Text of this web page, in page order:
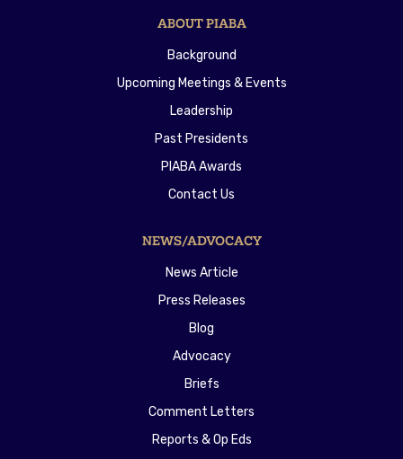
ABOUT PIABA
Background
Upcoming Meetings & Events
Leadership
Past Presidents
PIABA Awards
Contact Us
NEWS/ADVOCACY
News Article
Press Releases
Blog
Advocacy
Briefs
Comment Letters
Reports & Op Eds